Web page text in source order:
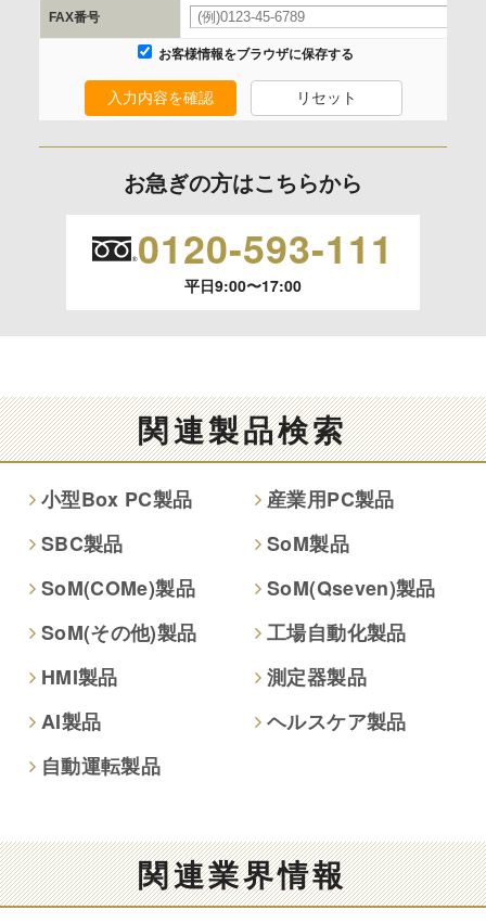
委託の有無
なし
保有個人データの開示等および問合わせ窓口について
の停止、消去および 第三者への提供の停止（「開示等」とい
開示等のご請求は、下記お問い合わせ先窓口へご連絡願いま
情報提供は任意ですが、情報を提供しなかった場合、情報の
項目によってはお問い合わせ等に
ご回答できない場合がございます。
なし
FAX番号
お客様情報をブラウザに保存する
入力内容を確認 リセット
お急ぎの方はこちらから
0120-593-111
平日9:00〜17:00
関連製品検索
小型Box PC製品
産業用PC製品
SBC製品
SoM製品
SoM(COMe)製品
SoM(Qseven)製品
SoM(その他)製品
工場自動化製品
HMI製品
測定器製品
AI製品
ヘルスケア製品
自動運転製品
関連業界情報